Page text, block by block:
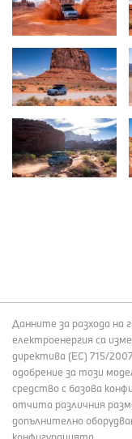
Данните за разхода на
електроенергия са
директива (EC) 715/
одобрение за този
средство с базова
отчита различния
допълнително